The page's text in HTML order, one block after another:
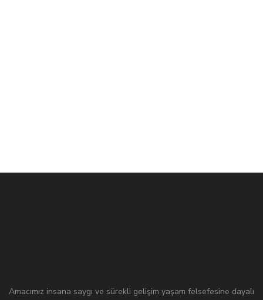
Amacımız insana saygı ve sürekli gelişim yaşam felsefesine dayalı